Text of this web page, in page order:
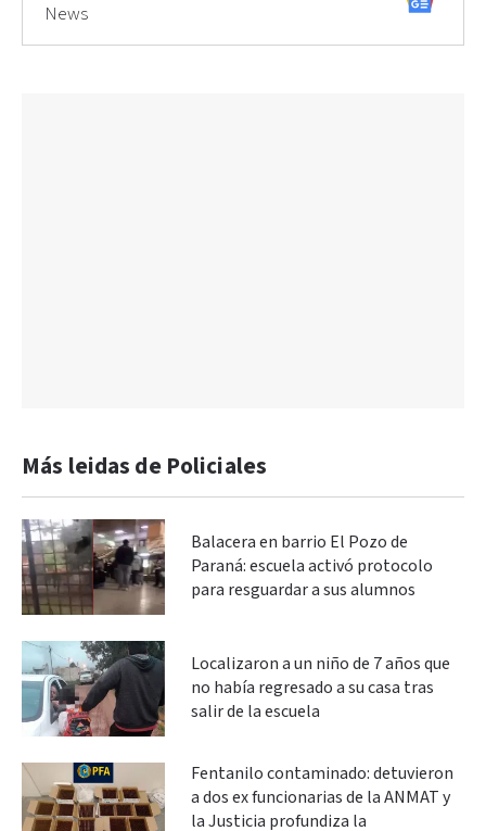
News
Más leidas de Policiales
Balacera en barrio El Pozo de
Paraná: escuela activó protocolo
para resguardar a sus alumnos
Localizaron a un niño de 7 años que
no había regresado a su casa tras
salir de la escuela
Fentanilo contaminado: detuvieron
a dos ex funcionarias de la ANMAT y
la Justicia profundiza la